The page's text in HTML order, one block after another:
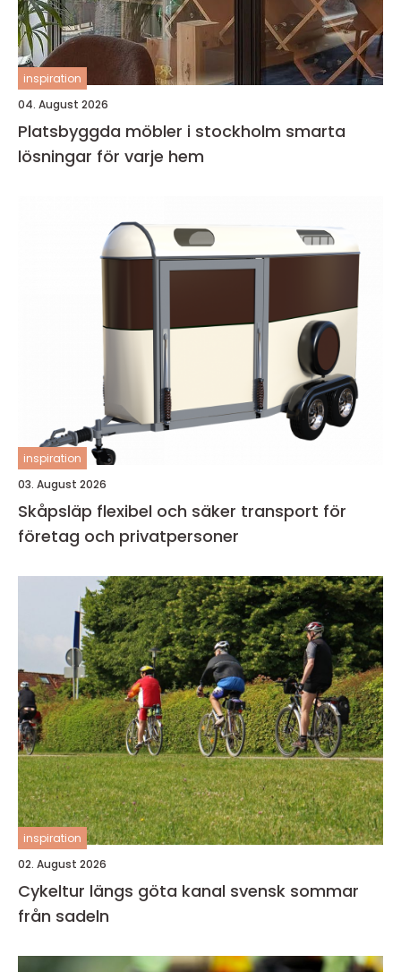
inspiration
04. August 2026
Platsbyggda möbler i stockholm smarta
lösningar för varje hem
inspiration
03. August 2026
Skåpsläp flexibel och säker transport för
företag och privatpersoner
inspiration
02. August 2026
Cykeltur längs göta kanal svensk sommar
från sadeln